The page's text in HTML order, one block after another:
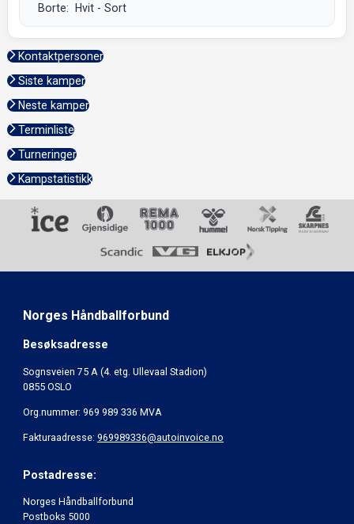
Borte: Hvit - Sort
Kontaktpersoner
Siste kamper
Neste kamper
Terminliste
Turneringer
Kampstatistikk
Norges Håndballforbund
Besøksadresse
Sognsveien 75 A (4. etg. Ullevaal Stadion)
0855 OSLO
Org.nummer: 969 989 336 MVA
Fakturaadresse: 969989336@autoinvoice.no
Postadresse:
Norges Håndballforbund
Postboks 5000